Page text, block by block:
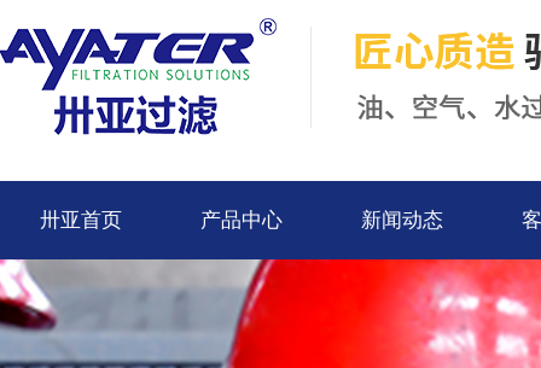
卅亚首页 产品中心 新闻动态